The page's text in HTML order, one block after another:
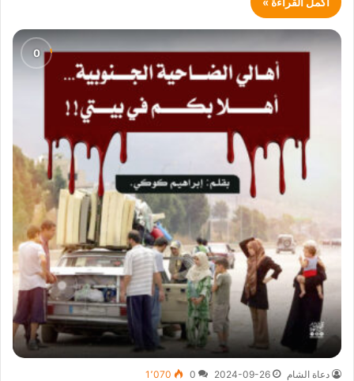
دعاة الشام 2024-09-26
0 1٬070